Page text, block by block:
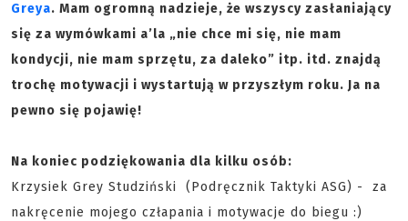
Greya. Mam ogromną nadzieje, że wszyscy zasłaniający
się za wymówkami a’la „nie chce mi się, nie mam
kondycji, nie mam sprzętu, za daleko” itp. itd. znajdą
trochę motywacji i wystartują w przyszłym roku. Ja na
pewno się pojawię!
Na koniec podziękowania dla kilku osób:
Krzysiek Grey Studziński (Podręcznik Taktyki ASG) - za
nakręcenie mojego człapania i motywacje do biegu :)